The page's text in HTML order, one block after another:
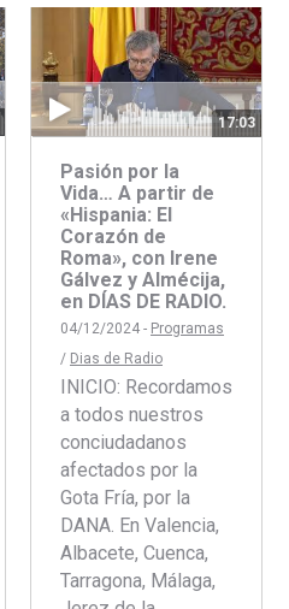
17:03
Pasión por la
Vida… A partir de
«Hispania: El
Corazón de
Roma», con Irene
Gálvez y Almécija,
en DÍAS DE RADIO.
04/12/2024 - Programas
/ Dias de Radio
INICIO: Recordamos
a todos nuestros
conciudadanos
afectados por la
Gota Fría, por la
DANA. En Valencia,
Albacete, Cuenca,
Tarragona, Málaga,